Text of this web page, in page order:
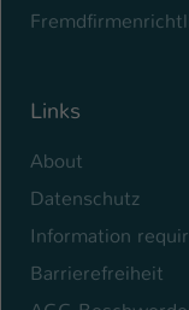
Links
About
Datenschutz
Information
Barrierefreiheit